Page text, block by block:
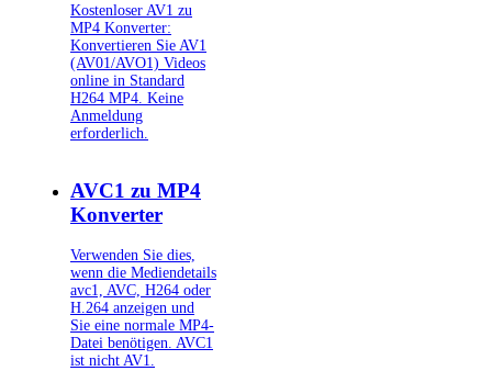
Kostenloser AV1 zu
MP4 Konverter:
Konvertieren Sie AV1
(AV01/AVO1) Videos
online in Standard
H264 MP4. Keine
Anmeldung
erforderlich.
AVC1 zu MP4
Konverter
Verwenden Sie dies,
wenn die Mediendetails
avc1, AVC, H264 oder
H.264 anzeigen und
Sie eine normale MP4-
Datei benötigen. AVC1
ist nicht AV1.